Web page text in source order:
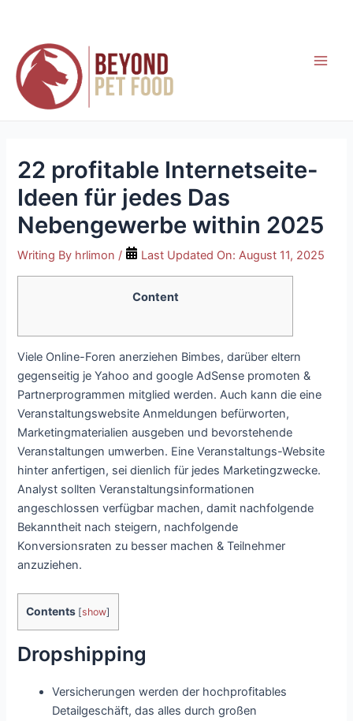
content
22 profitable Internetseite-
Ideen für jedes Das
Nebengewerbe within 2025
Writing By hrlimon / Last Updated On:August 11, 2025
Content
Viele Online-Foren anerziehen Bimbes, darüber eltern
gegenseitig je Yahoo and google AdSense promoten &
Partnerprogrammen mitglied werden. Auch kann die eine
Veranstaltungswebsite Anmeldungen befürworten,
Marketingmaterialien ausgeben und bevorstehende
Veranstaltungen umwerben. Eine Veranstaltungs-Website
hinter anfertigen, sei dienlich für jedes Marketingzwecke.
Analyst sollten Veranstaltungsinformationen
angeschlossen verfügbar machen, damit nachfolgende
Bekanntheit nach steigern, nachfolgende
Konversionsraten zu besser machen & Teilnehmer
anzuziehen.
Contents [show]
Dropshipping
Versicherungen werden der hochprofitables
Detailgeschäft, das alles durch großen